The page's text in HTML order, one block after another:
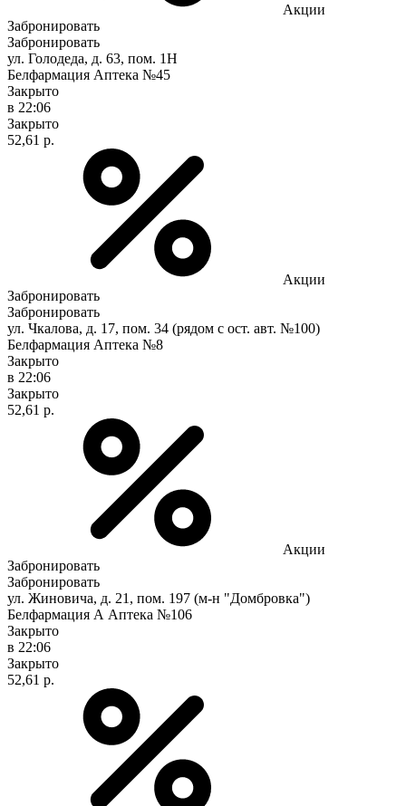
Акции
Забронировать
Забронировать
ул. Голодеда, д. 63, пом. 1Н
Белфармация Аптека №45
Закрыто
в 22:06
Закрыто
52,61 р.
Акции
Забронировать
Забронировать
ул. Чкалова, д. 17, пом. 34 (рядом с ост. авт. №100)
Белфармация Аптека №8
Закрыто
в 22:06
Закрыто
52,61 р.
Акции
Забронировать
Забронировать
ул. Жиновича, д. 21, пом. 197 (м-н "Домбровка")
Белфармация А Аптека №106
Закрыто
в 22:06
Закрыто
52,61 р.